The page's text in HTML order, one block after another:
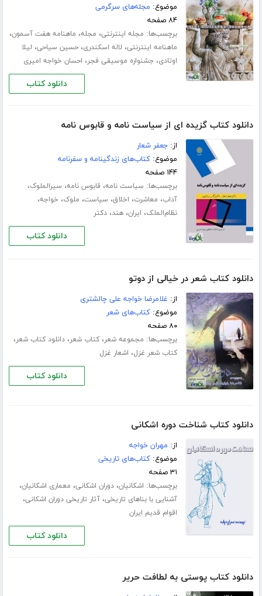
موضوع: مجله‌های سرگرمی
۸۴ صفحه
برچسب‌ها: مجله اینترنتی، مجله، ماهنامه هفت آسمون،
ماهنامه اینترنتی، لاله اسکندری،حسین سیاحی، لیلا
اوتادی، جشنواره موسیقی فجر، احسان خواجه امیری
دانلود کتاب
دانلود کتاب گزیده ای از سیاست نامه و قابوس نامه
از:جعفر شعار
موضوع:کتاب‌های زندگینامه و سفرنامه
۱۴۴ صفحه
برچسب‌ها: سیاست نامه، قابوس نامه، سیرالملوک،
آداب، معاشرت، اخلاق، سیاست، ملوک، خواجه،
نظام‌الملک، ایران،هند،دکتر
دانلود کتاب
دانلود کتاب شعر در خیالی از دوتو
از: غلامرضا خواجه علی چالشتری
موضوع:کتاب‌های شعر
۸۰ صفحه
برچسب‌ها: مجموعه شعر،کتاب شعر،دانلود کتاب شعر،
کتاب شعر غزل، اشعار غزل
دانلود کتاب
دانلود کتاب شناخت دوره اشکانی
از: مهران خواجه
موضوع:کتاب‌های تاریخی
۳۱ صفحه
برچسب‌ها: اشکانیان،دوران اشکانی، معماری اشکانیان،
آشنایی با بناهای تاریخی،آثار تاریخی دوران اشکانی،
اقوام قدیم ایران
دانلود کتاب
دانلود کتاب پوستی به لطافت حریر